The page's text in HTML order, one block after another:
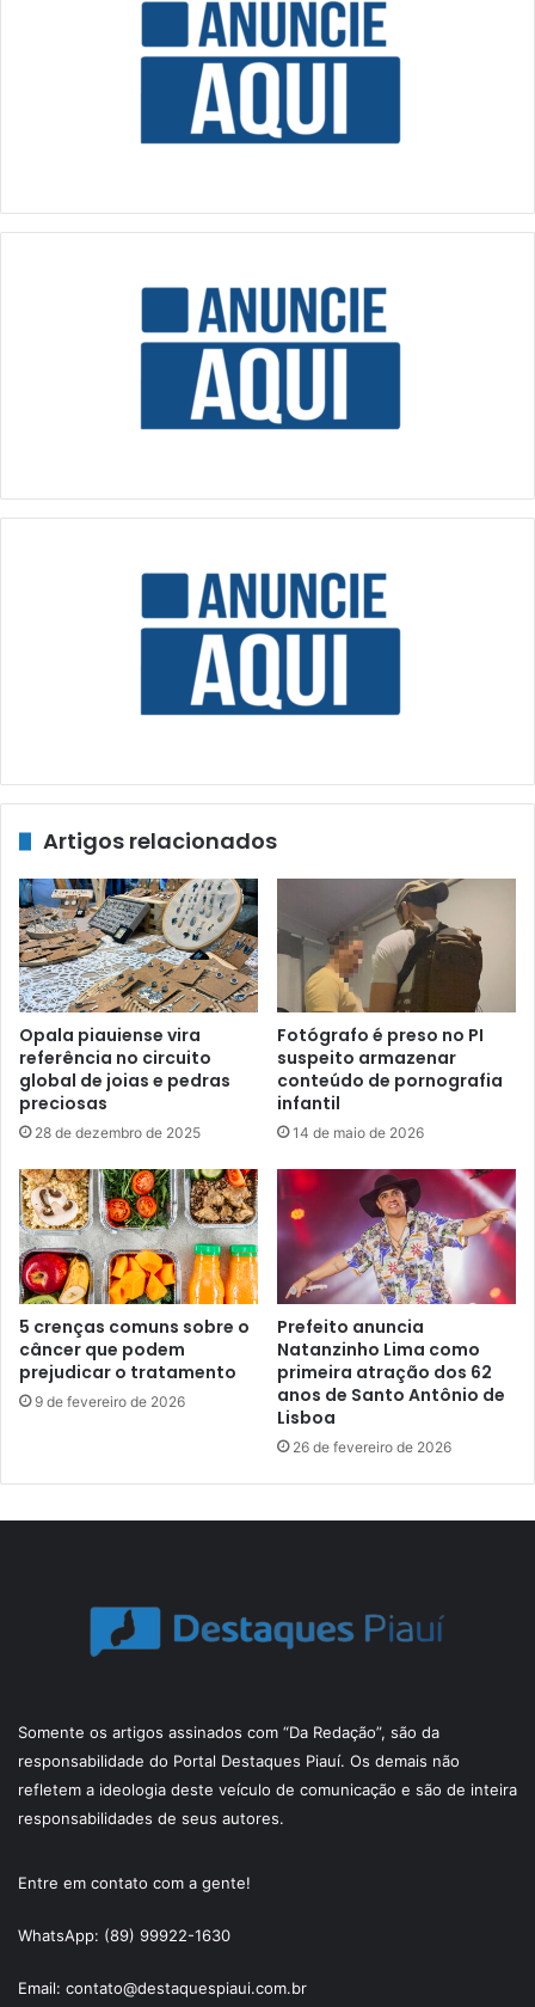
Artigos relacionados
Opala piauiense vira
referência no circuito
global de joias e pedras
preciosas
28 de dezembro de 2025
Fotógrafo é preso no PI
suspeito armazenar
conteúdo de pornografia
infantil
14 de maio de 2026
5 crenças comuns sobre o
câncer que podem
prejudicar o tratamento
9 de fevereiro de 2026
Prefeito anuncia
Natanzinho Lima como
primeira atração dos 62
anos de Santo Antônio de
Lisboa
26 de fevereiro de 2026
Somente os artigos assinados com “Da Redação”, são da
responsabilidade do Portal Destaques Piauí. Os demais não
refletem a ideologia deste veículo de comunicação e são de inteira
responsabilidades de seus autores.
Entre em contato com a gente!
WhatsApp: (89) 99922-1630
Email: contato@destaquespiaui.com.br